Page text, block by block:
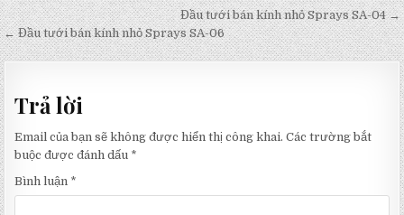
Điều
hướng
bài
viết
Đầu tưới bán kính nhỏ Sprays SA-04 →
← Đầu tưới bán kính nhỏ Sprays SA-06
Trả lời
Email của bạn sẽ không được hiển thị công khai. Các trường bắt
buộc được đánh dấu *
Bình luận *